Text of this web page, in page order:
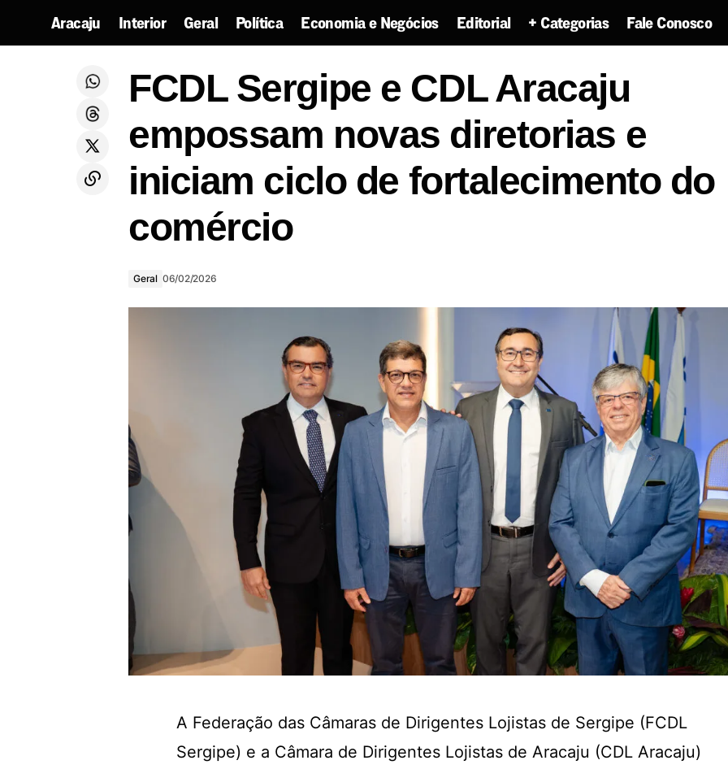
Aracaju Interior Geral Política Economia e Negócios Editorial + Categorias Fale Conosco
Reis entre as atrações em Pirambu
fortalecimento do comércio
FCDL Sergipe e CDL Aracaju
empossam novas diretorias e
iniciam ciclo de fortalecimento do
comércio
Geral 06/02/2026
A Federação das Câmaras de Dirigentes Lojistas de Sergipe (FCDL
Sergipe) e a Câmara de Dirigentes Lojistas de Aracaju (CDL Aracaju)